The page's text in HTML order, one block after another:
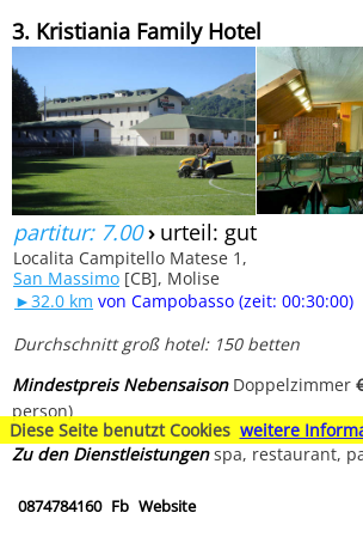
3. Kristiania Family Hotel
partitur: 7.00› urteil: gut
Localita Campitello Matese 1,
San Massimo [CB], Molise
►32.0 km von Campobasso (zeit: 00:30:00)
Durchschnitt groß hotel: 150 betten
Mindestpreis NebensaisonDoppelzimmer
person)
Zu den Dienstleistungenspa, restaurant,
0874784160 Fb Website
Diese Seite benutzt Cookies weitere